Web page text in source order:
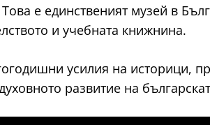
е единственият музей в
и учебната книжнина.
усилия на историци,
развитие на